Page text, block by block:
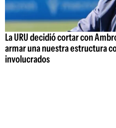
La URU decidió cortar con
armar una nuestra estructura
involucrados